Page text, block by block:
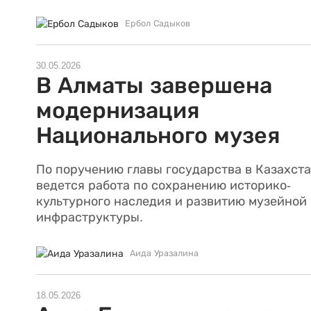
Ербол Садыков
30.05.2026
В Алматы завершена
модернизация
Национального музея
По поручению главы государства в
ведется работа по сохранению историко-
культурного наследия и развитию музейной
инфраструктуры.
Аида Уразалина
18.05.2026